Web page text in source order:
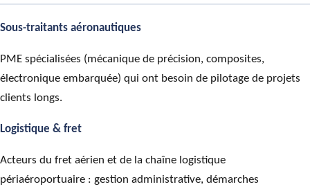
Sous-traitants aéronautiques
PME spécialisées (mécanique de précision, composites,
électronique embarquée) qui ont besoin de pilotage de projets
clients longs.
Logistique & fret
Acteurs du fret aérien et de la chaîne logistique
périaéroportuaire : gestion administrative, démarches